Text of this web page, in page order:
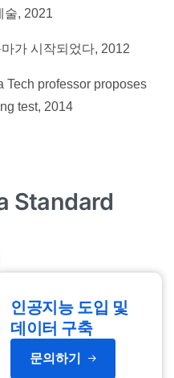
술, 2021
가 시작되었다, 2012
Tech professor proposes
test, 2014
Standard
인공지능 도입 및
데이터 구축
문의하기